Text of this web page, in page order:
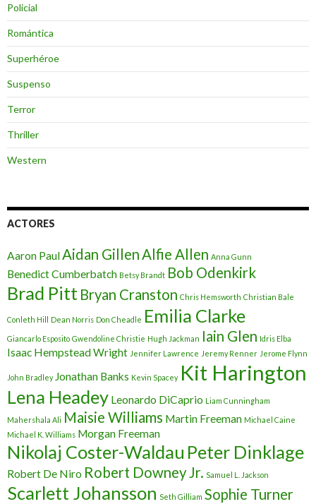
Policial
Romántica
Superhéroe
Suspenso
Terror
Thriller
Western
ACTORES
Aaron PaulAidan GillenAlfie Allen Anna Gunn
Benedict Cumberbatch Betsy Brandt Bob Odenkirk
Brad Pitt Bryan Cranston Chris Hemsworth Christian Bale
Conleth Hill Dean Norris Don Cheadle Emilia Clarke
Giancarlo Esposito Gwendoline Christie Hugh Jackman Iain Glen Idris Elba
Isaac Hempstead Wright Jennifer Lawrence Jeremy Renner Jerome Flynn
John Bradley Jonathan Banks Kevin Spacey Kit Harington
Lena Headey Leonardo DiCaprio Liam Cunningham
Mahershala Ali Maisie Williams Martin Freeman Michael Caine
Michael K. Williams Morgan Freeman
Nikolaj Coster-Waldau Peter Dinklage
Robert De Niro Robert Downey Jr. Samuel L. Jackson
Scarlett Johansson Seth Gilliam Sophie Turner